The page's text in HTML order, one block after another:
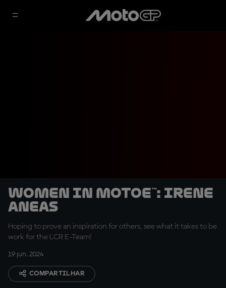
Women in MotoE™: Irene
Aneas
Hoping to prove an inspiration for others, see what it takes to be
work for the LCR E-Team!
19 jun. 2024
COMPARTILHAR